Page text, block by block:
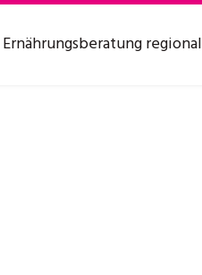
Ernährungsberatung regional